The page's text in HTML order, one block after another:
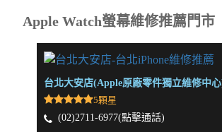
Apple Watch螢幕維修推薦門市
台北大安店(Apple原廠零件獨立維修中
5顆星
(02)2711-6977(點擊通話)